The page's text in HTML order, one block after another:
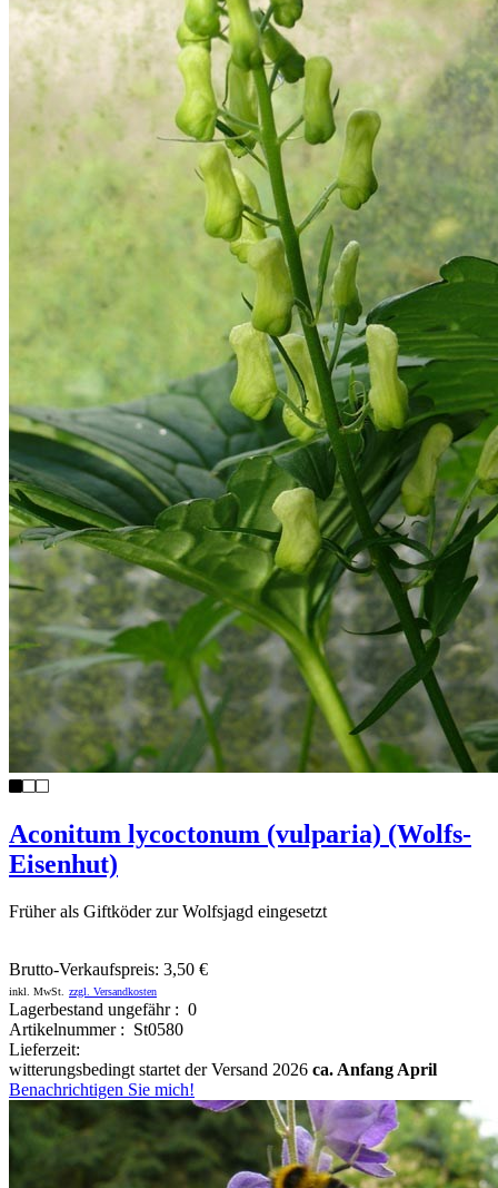
Aconitum lycoctonum (vulparia) (Wolfs-
Eisenhut)
Früher als Giftköder zur Wolfsjagd eingesetzt
Brutto-Verkaufspreis: 3,50 €
inkl. MwSt. zzgl. Versandkosten
Lagerbestand ungefähr : 0
Artikelnummer : St0580
Lieferzeit:
witterungsbedingt startet der Versand 2026 ca. Anfang April
Benachrichtigen Sie mich!